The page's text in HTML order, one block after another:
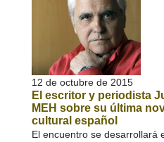
12 de octubre de 2015
El escritor y periodista
MEH sobre su última
cultural español
El encuentro se desarrollará